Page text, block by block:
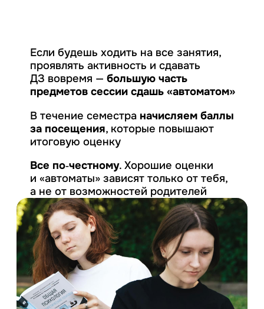
Если будешь ходить на все занятия,
проявлять активность и сдавать
ДЗ вовремя — большую часть
предметов сессии сдашь «автоматом»
В течение семестра начисляем баллы
за посещения, которые повышают
итоговую оценку
Все по‑честному. Хорошие оценки
и «автоматы» зависят только от тебя,
а не от возможностей родителей